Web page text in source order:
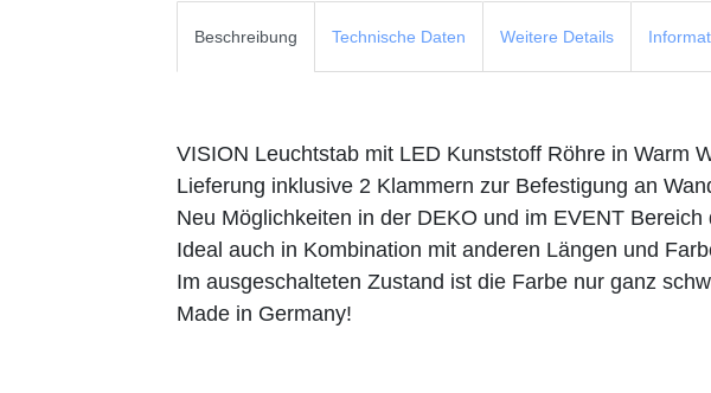
Beschreibung Technische Daten Weitere Details
VISION Leuchtstab mit LED Kunststoff Röhre in Warm
Lieferung inklusive 2 Klammern zur Befestigung an
Neu Möglichkeiten in der DEKO und im EVENT
Ideal auch in Kombination mit anderen Längen und
Im ausgeschalteten Zustand ist die Farbe nur ganz
Made in Germany!